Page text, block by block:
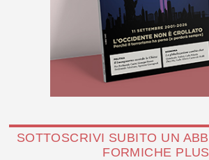
SOTTOSCRIVI SUBITO UN
FORMICHE PLUS